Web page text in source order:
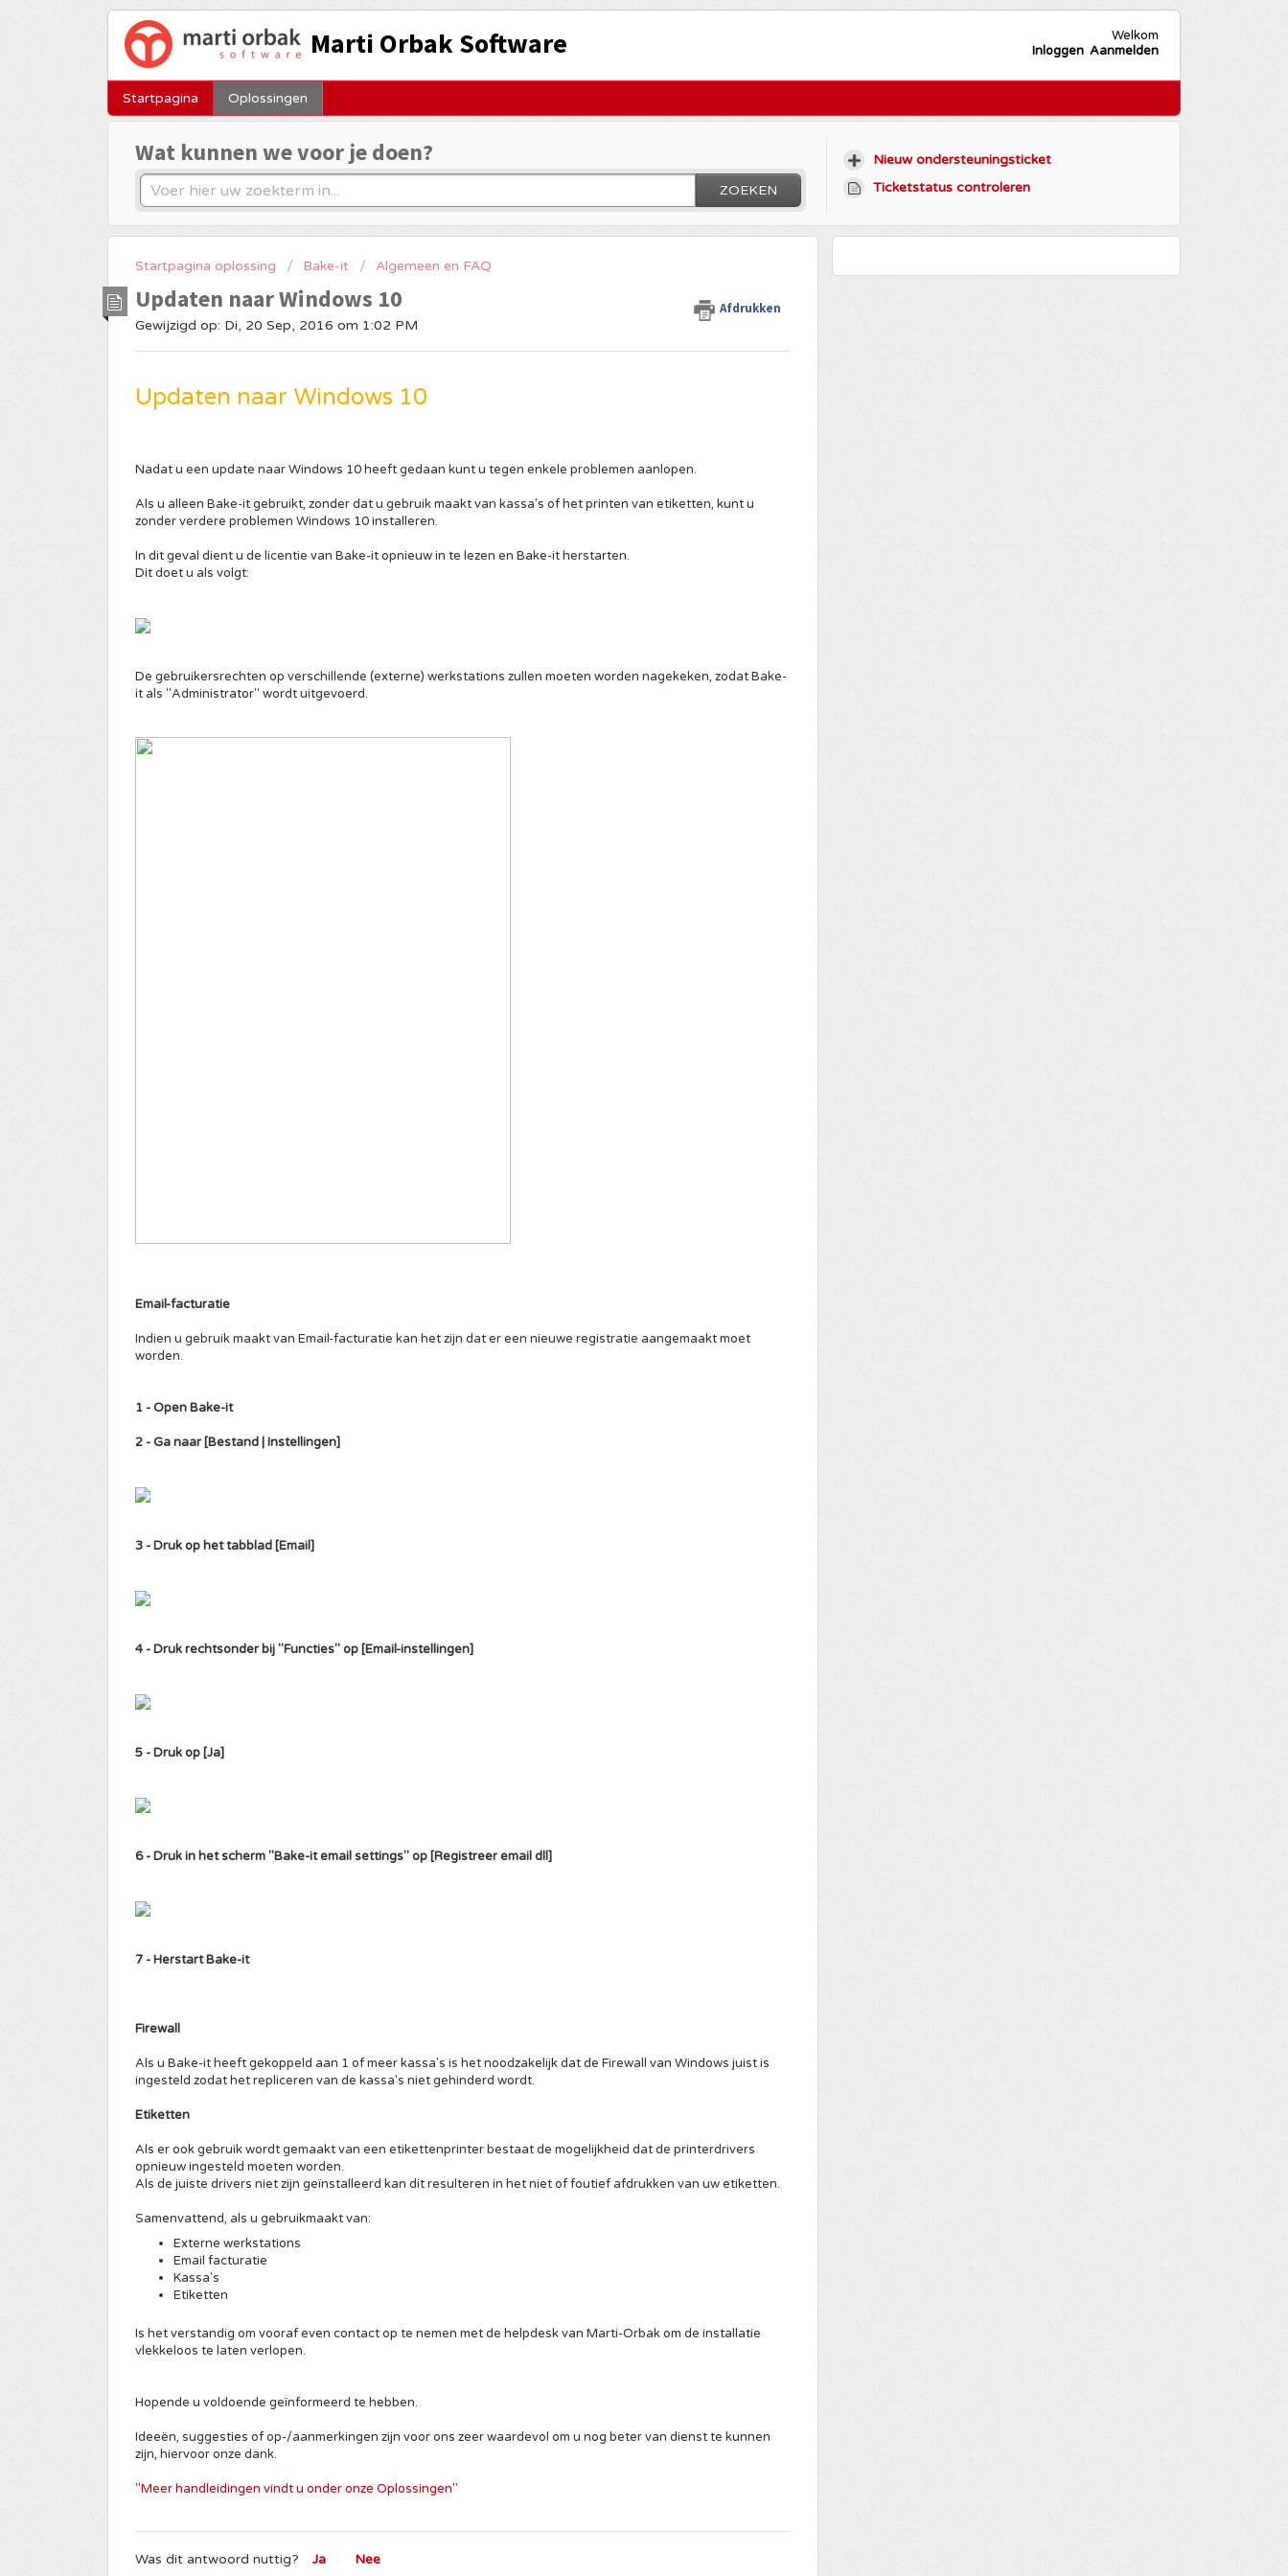
Marti Orbak Software
Welkom
Inloggen Aanmelden
Startpagina Oplossingen
Wat kunnen we voor je doen?
ZOEKEN
Nieuw ondersteuningsticket
Ticketstatus controleren
Startpagina oplossing Bake-it Algemeen en FAQ
Updaten naar Windows 10
Afdrukken
Gewijzigd op: Di, 20 Sep, 2016 om 1:02 PM
Updaten naar Windows 10
Nadat u een update naar Windows 10 heeft gedaan kunt u tegen enkele problemen aanlopen.
Als u alleen Bake-it gebruikt, zonder dat u gebruik maakt van kassa's of het printen van etiketten, kunt u
zonder verdere problemen Windows 10installeren.
In dit geval dient u de licentie van Bake-it opnieuw in te lezen en Bake-it herstarten.
Dit doet u als volgt:
De gebruikersrechten op verschillende (externe) werkstations zullen moeten worden nagekeken, zodat Bake-
it als "Administrator" wordt uitgevoerd.
Email-facturatie
Indien u gebruik maakt van Email-facturatie kan het zijn dat er een nieuwe registratie aangemaakt moet
worden.
1 - Open Bake-it
2 - Ga naar [Bestand | Instellingen]
3 - Druk op het tabblad [Email]
4 - Druk rechtsonder bij "Functies" op [Email-instellingen]
5 - Druk op [Ja]
6 - Druk in het scherm "Bake-it email settings" op [Registreer email dll]
7 - Herstart Bake-it
Firewall
Als u Bake-it heeft gekoppeld aan 1 of meer kassa's is het noodzakelijk dat de Firewall van Windows juist is
ingesteld zodat het repliceren van de kassa's niet gehinderd wordt.
Etiketten
Als er ook gebruik wordt gemaakt van een etikettenprinter bestaat de mogelijkheid dat de printerdrivers
opnieuw ingesteld moeten worden.
Als de juiste drivers niet zijn geïnstalleerd kan dit resulteren in het niet of foutief afdrukken van uw etiketten.
Samenvattend, als u gebruikmaakt van:
Externe werkstations
Email facturatie
Kassa's
Etiketten
Is het verstandig om vooraf even contact op te nemen met de helpdesk van Marti-Orbak om de installatie
vlekkeloos te laten verlopen.
Hopende u voldoende geïnformeerd te hebben.
Ideeën, suggesties of op-/aanmerkingen zijn voor ons zeer waardevol om u nog beter van dienst te kunnen
zijn, hiervoor onze dank.
"Meer handleidingen vindt u onder onze Oplossingen"
Was dit antwoord nuttig? Ja Nee